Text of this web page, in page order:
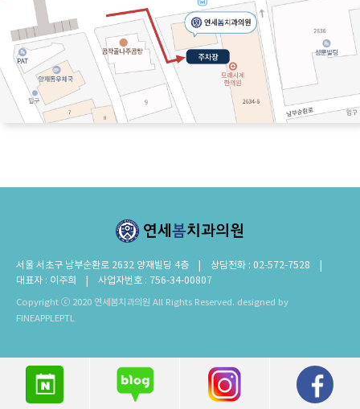
서울 서초구 남부순환로 2632 양재빌딩 4층 | 상담전화 : 02-572-7528 |
대표자 : 이주희 | 사업자번호 : 756-34-00807
Copyright ⓒ 2020 연세봄치과의원 All Rights Reserved. designed by
FINEAPPLEPTL